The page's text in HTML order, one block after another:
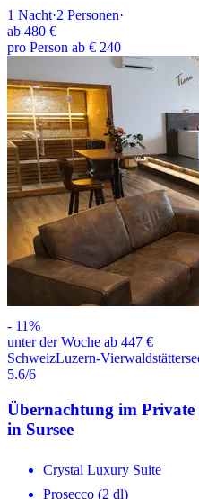
1 Nacht·2 Personen·
ab 480 €
pro Person ab € 240
- 11%
unter der Woche ab 447 €
SchweizLuzern-
5.6/6
Übernachtung im
in Sursee
Crystal Luxury Suite
Prosecco (2 dl)